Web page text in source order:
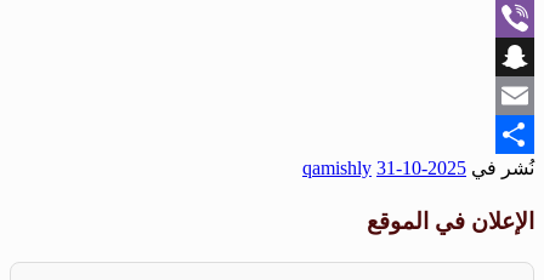
WhatsApp
Viber
Snapchat
Email
Share
نُشر في 2025-10-31
qamishly
الإعلان في الموقع